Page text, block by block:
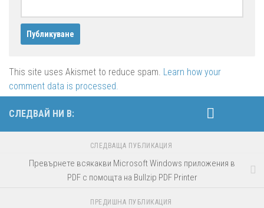
This site uses Akismet to reduce spam. Learn how your
comment data is processed.
СЛЕДВАЙ НИ В:
СЛЕДВАЩА ПУБЛИКАЦИЯ
Превърнете всякакви Microsoft Windows приложения в
PDF с помощта на Bullzip PDF Printer
ПРЕДИШНА ПУБЛИКАЦИЯ